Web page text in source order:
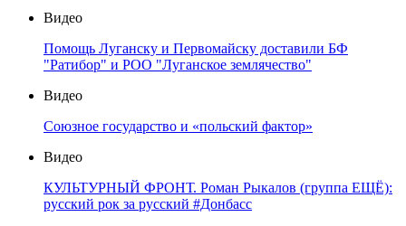
Видео
Помощь Луганску и Первомайску доставили БФ
"Ратибор" и РОО "Луганское землячество"
Видео
Союзное государство и «польский фактор»
Видео
КУЛЬТУРНЫЙ ФРОНТ. Роман Рыкалов (группа ЕЩЁ):
русский рок за русский #Донбасс